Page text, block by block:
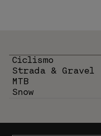
Ciclismo
Strada & Gravel
MTB
Snow